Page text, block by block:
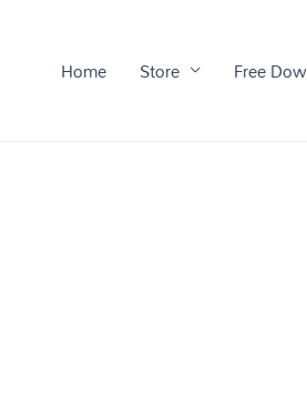
Home Store Free